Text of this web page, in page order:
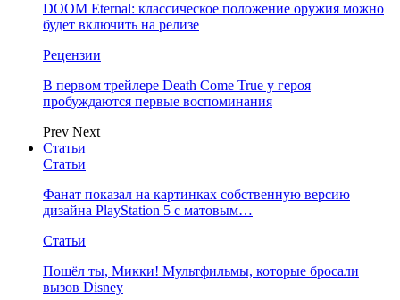
DOOM Eternal: классическое положение оружия можно
будет включить на релизе
Рецензии
В первом трейлере Death Come True у героя
пробуждаются первые воспоминания
Prev Next
Статьи
Статьи
Фанат показал на картинках собственную версию
дизайна PlayStation 5 с матовым…
Статьи
Пошёл ты, Микки! Мультфильмы, которые бросали
вызов Disney